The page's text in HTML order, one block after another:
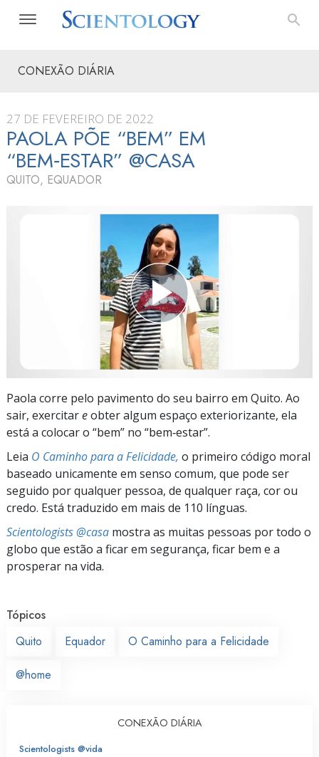
CONEXÃO DIÁRIA
27 DE FEVEREIRO DE 2022
PAOLA PÕE “BEM” EM
“BEM‑ESTAR” @CASA
QUITO, EQUADOR
Paola corre pelo pavimento do seu bairro em Quito. Ao
sair, exercitareobter algum espaço exteriorizante, ela
está a colocar o “bem” no “bem‑estar”.
Leia O Caminho para a Felicidade, o primeiro código moral
baseado unicamente em senso comum, que pode ser
seguido por qualquer pessoa, de qualquer raça, cor ou
credo. Está traduzido em mais de 110 línguas.
Scientologists @casa mostra as muitas pessoas por todo o
globo que estão a ficar em segurança, ficar bem e a
prosperar na vida.
Tópicos
Quito
Equador O Caminho para a Felicidade
@home
CONEXÃO DIÁRIA
Scientologists @vida